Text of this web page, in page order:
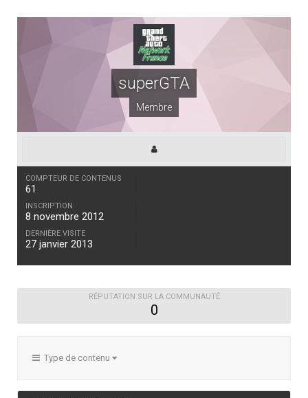
superGTA
Membre
COMPTEUR DE CONTENUS
61
INSCRIPTION
8 novembre 2012
DERNIÈRE VISITE
27 janvier 2013
RÉPUTATION SUR LA COMMUNAUTÉ
0
Type de contenu